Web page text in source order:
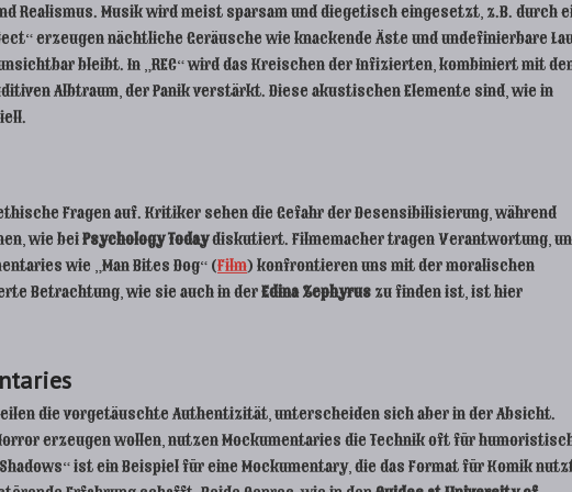
Realismus. Musik wird meist sparsam und diegetisch eingesetzt, z.B. durch
erzeugen nächtliche Geräusche wie knackende Äste und undefinierbare
bleibt. In „REC“ wird das Kreischen der Infizierten, kombiniert mit
Albtraum, der Panik verstärkt. Diese akustischen Elemente sind, wie in
Fragen auf. Kritiker sehen die Gefahr der Desensibilisierung, während
wie beiPsychology Todaydiskutiert. Filmemacher tragen Verantwortung,
wie „Man Bites Dog“ (Film) konfrontieren uns mit der moralischen
Betrachtung, wie sie auch in derEdina Zephyrus zu finden ist, ist hier
die vorgetäuschte Authentizität, unterscheiden sich aber in der Absicht.
erzeugen wollen, nutzen Mockumentaries die Technik oft für
ist ein Beispiel für eine Mockumentary, die das Format für Komik